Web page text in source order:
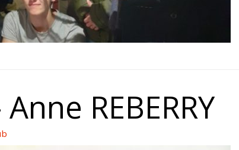
REBERRY